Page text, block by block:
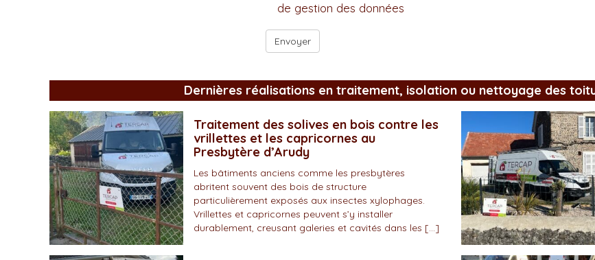
de gestion des données
Dernières réalisations en traitement, isolation ou nettoyage des
Traitement des solives en bois contre les
vrillettes et les capricornes au
Presbytère d’Arudy
Les bâtiments anciens comme les presbytères
abritent souvent des bois de structure
particulièrement exposés aux insectes xylophages.
Vrillettes et capricornes peuvent s’y installer
durablement, creusant galeries et cavités dans les […]